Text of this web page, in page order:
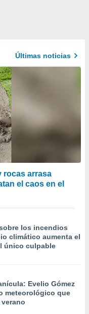
Últimas noticias
rocas arrasa
el caos en el
los incendios
climático aumenta el
único culpable
Evelio Gómez
meteorológico que